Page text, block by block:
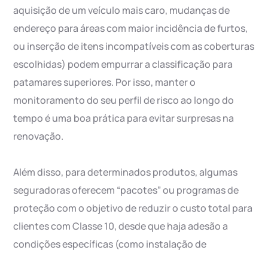
aquisição de um veículo mais caro, mudanças de
endereço para áreas com maior incidência de furtos,
ou inserção de itens incompatíveis com as coberturas
escolhidas) podem empurrar a classificação para
patamares superiores. Por isso, manter o
monitoramento do seu perfil de risco ao longo do
tempo é uma boa prática para evitar surpresas na
renovação.
Além disso, para determinados produtos, algumas
seguradoras oferecem “pacotes” ou programas de
proteção com o objetivo de reduzir o custo total para
clientes com Classe 10, desde que haja adesão a
condições específicas (como instalação de